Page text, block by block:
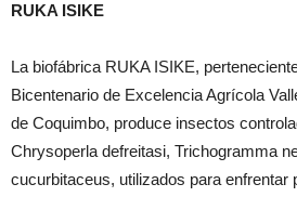
RUKA ISIKE
La biofábrica RUKA ISIKE,
Bicentenario de Excelencia Agrícola
de Coquimbo, produce insectos
Chrysoperla defreitasi, Trichogramma
cucurbitaceus, utilizados para enfrentar